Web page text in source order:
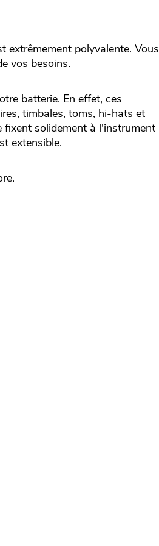
extrêmement polyvalente. Vous
vos besoins.
batterie. En effet, ces
timbales, toms, hi-hats et
fixent solidement à l'instrument
extensible.